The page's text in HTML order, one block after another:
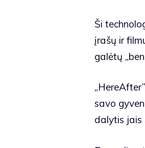
Ši
įrašų ir
galėtų
savo
dalytis jais